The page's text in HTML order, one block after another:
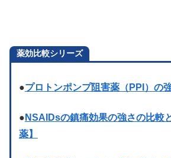
薬効比較シリーズ
●プロトンポンプ阻害薬（PPI）の
● NSAIDsの鎮痛効果の強さの比較
薬】